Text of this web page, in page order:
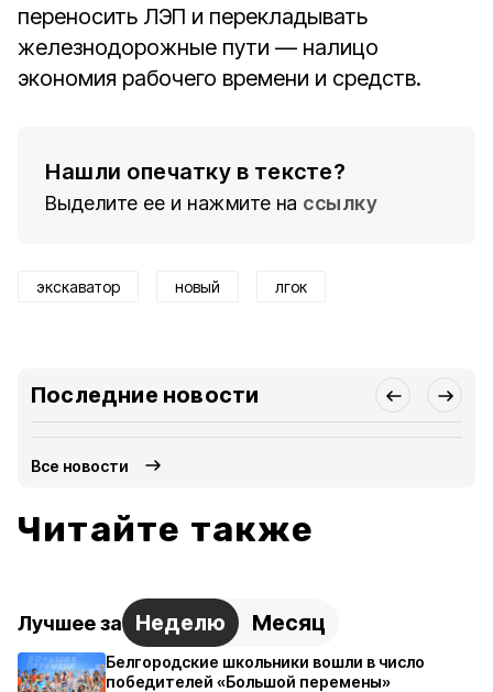
переносить ЛЭП и перекладывать
железнодорожные пути — налицо
экономия рабочего времени и средств.
Нашли опечатку в тексте?
Выделите ее и нажмите на ссылку
экскаватор новый лгок
Последние новости
Все новости
Читайте также
Лучшее за Неделю Месяц
Белгородские школьники вошли в число
победителей «Большой перемены»